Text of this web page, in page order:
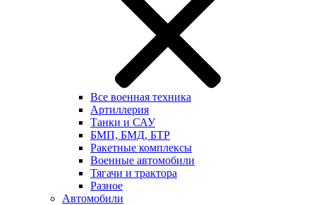
Все военная техника
Артиллерия
Танки и САУ
БМП, БМД, БТР
Ракетные комплексы
Военные автомобили
Тягачи и трактора
Разное
Автомобили